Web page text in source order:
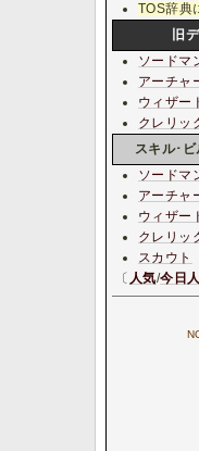
TOS辞典
旧
ソードマ
アーチャ
ウィザー
クレリッ
スキル･
ソードマ
アーチャ
ウィザー
クレリッ
スカウト
〔 人気/今日